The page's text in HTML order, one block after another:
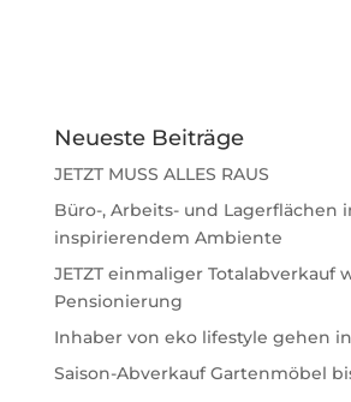
Neueste Beiträge
JETZT MUSS ALLES RAUS
Büro-, Arbeits- und Lagerflächen
inspirierendem Ambiente
JETZT einmaliger Totalabverkauf
Pensionierung
Inhaber von eko lifestyle gehen
Saison-Abverkauf Gartenmöbel